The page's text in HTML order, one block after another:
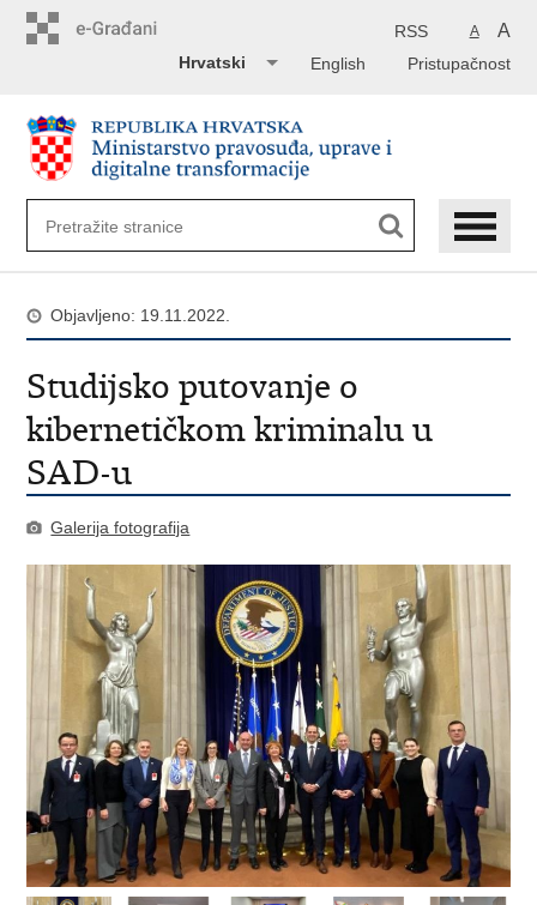
A A
RSS
Pristupačnost
English
Hrvatski
Objavljeno: 19.11.2022.
Studijsko putovanje o
kibernetičkom kriminalu u
SAD-u
Galerija fotografija